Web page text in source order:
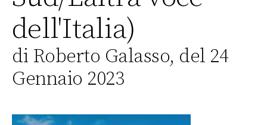
dell'Italia)
di Roberto Galasso, del 24
Gennaio 2023